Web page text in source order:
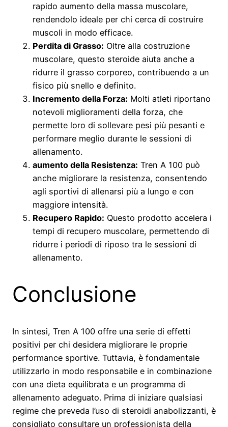
rapido aumento della massa muscolare,
rendendolo ideale per chi cerca di costruire
muscoli in modo efficace.
Perdita di Grasso: Oltre alla costruzione
muscolare, questo steroide aiuta anche a
ridurre il grasso corporeo, contribuendo a un
fisico più snello e definito.
Incremento della Forza: Molti atleti riportano
notevoli miglioramenti della forza, che
permette loro di sollevare pesi più pesanti e
performare meglio durante le sessioni di
allenamento.
aumento della Resistenza: Tren A 100 può
anche migliorare la resistenza, consentendo
agli sportivi di allenarsi più a lungo e con
maggiore intensità.
Recupero Rapido: Questo prodotto accelera i
tempi di recupero muscolare, permettendo di
ridurre i periodi di riposo tra le sessioni di
allenamento.
Conclusione
In sintesi, Tren A 100 offre una serie di effetti
positivi per chi desidera migliorare le proprie
performance sportive. Tuttavia, è fondamentale
utilizzarlo in modo responsabile e in combinazione
con una dieta equilibrata e un programma di
allenamento adeguato. Prima di iniziare qualsiasi
regime che preveda l’uso di steroidi anabolizzanti, è
consigliato consultare un professionista della